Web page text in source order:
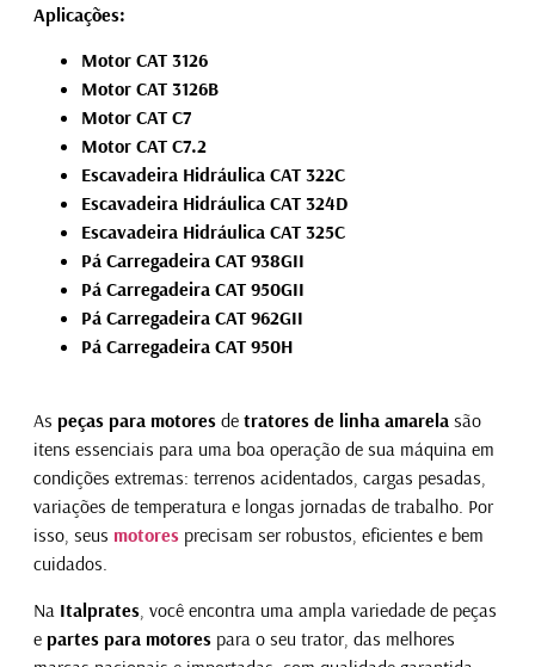
Aplicações:
Motor CAT 3126
Motor CAT 3126B
Motor CAT C7
Motor CAT C7.2
Escavadeira Hidráulica CAT 322C
Escavadeira Hidráulica CAT 324D
Escavadeira Hidráulica CAT 325C
Pá Carregadeira CAT 938GII
Pá Carregadeira CAT 950GII
Pá Carregadeira CAT 962GII
Pá Carregadeira CAT 950H
As peças para motoresde tratores de linha amarelasão
itens essenciais para uma boa operação de sua máquina em
condições extremas: terrenos acidentados, cargas pesadas,
variações de temperatura e longas jornadas de trabalho. Por
isso, seus motoresprecisam ser robustos, eficientes e bem
cuidados.
Na Italprates, você encontra uma ampla variedade de peças
e partes para motorespara o seu trator, das melhores